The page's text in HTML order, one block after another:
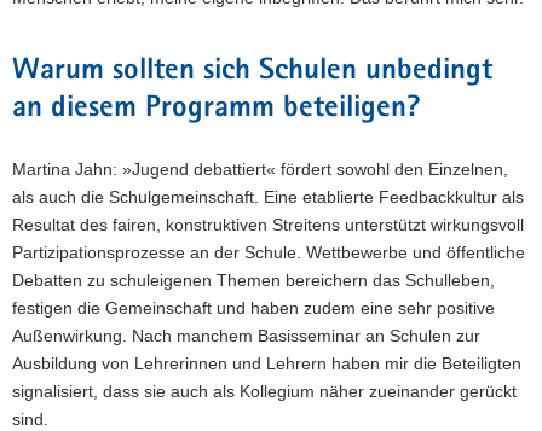
Warum sollten sich Schulen unbedingt
an diesem Programm beteiligen?
Martina Jahn: »Jugend debattiert« fördert sowohl den Einzelnen,
als auch die Schulgemeinschaft. Eine etablierte Feedbackkultur als
Resultat des fairen, konstruktiven Streitens unterstützt wirkungsvoll
Partizipationsprozesse an der Schule. Wettbewerbe und öffentliche
Debatten zu schuleigenen Themen bereichern das Schulleben,
festigen die Gemeinschaft und haben zudem eine sehr positive
Außenwirkung. Nach manchem Basisseminar an Schulen zur
Ausbildung von Lehrerinnen und Lehrern haben mir die Beteiligten
signalisiert, dass sie auch als Kollegium näher zueinander gerückt
sind.